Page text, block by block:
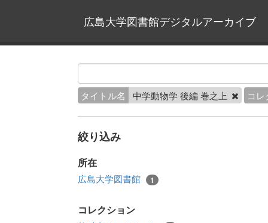
広島大学図書館デジタルアーカイブ
タイトル名 中学動物学 後編 巻之上 コ
絞り込み
所在
広島大学図書館 1
コレクション